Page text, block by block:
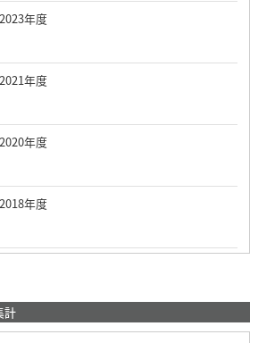
年度
年度
年度
年度
計